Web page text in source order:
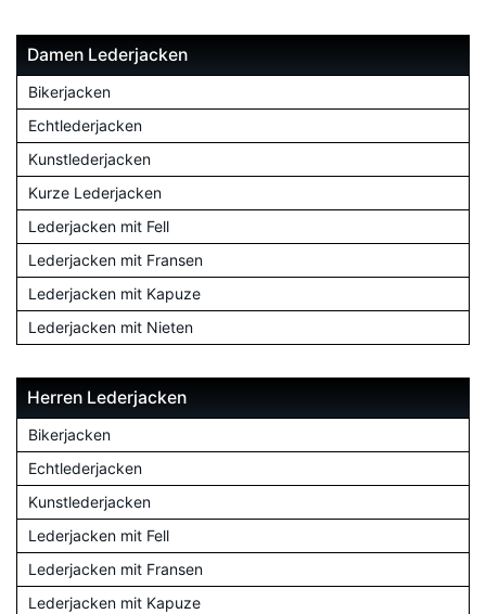
Damen Lederjacken
Bikerjacken
Echtlederjacken
Kunstlederjacken
Kurze Lederjacken
Lederjacken mit Fell
Lederjacken mit Fransen
Lederjacken mit Kapuze
Lederjacken mit Nieten
Herren Lederjacken
Bikerjacken
Echtlederjacken
Kunstlederjacken
Lederjacken mit Fell
Lederjacken mit Fransen
Lederjacken mit Kapuze